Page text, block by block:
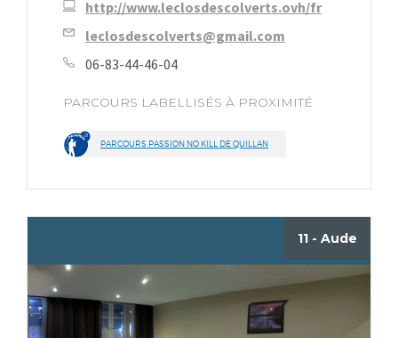
http://www.leclosdescolverts.ovh/fr
leclosdescolverts@gmail.com
06-83-44-46-04
PARCOURS LABELLISÉS À PROXIMITÉ
PARCOURS PASSION NO KILL DE QUILLAN
11 - Aude